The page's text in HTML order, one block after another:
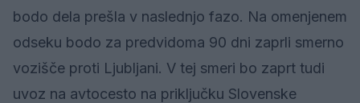
bodo dela prešla v naslednjo fazo. Na omenjenem
odseku bodo za predvidoma 90 dni zaprli smerno
vozišče proti Ljubljani. V tej smeri bo zaprt tudi
uvoz na avtocesto na priključku Slovenske